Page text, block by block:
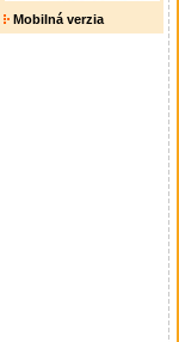
Mobilná verzia